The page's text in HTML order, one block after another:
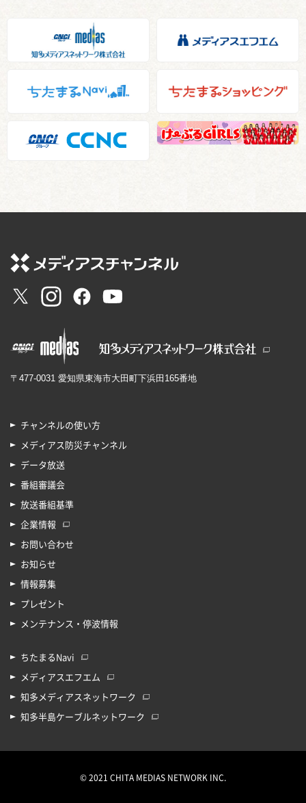
〒477-0031 愛知県東海市大田町下浜田165番地
チャンネルの使い方
メディアス防災チャンネル
データ放送
番組審議会
放送番組基準
企業情報
お問い合わせ
お知らせ
情報募集
プレゼント
メンテナンス・停波情報
ちたまるNavi
メディアスエフエム
知多メディアスネットワーク
知多半島ケーブルネットワーク
© 2021 CHITA MEDIAS NETWORK INC.